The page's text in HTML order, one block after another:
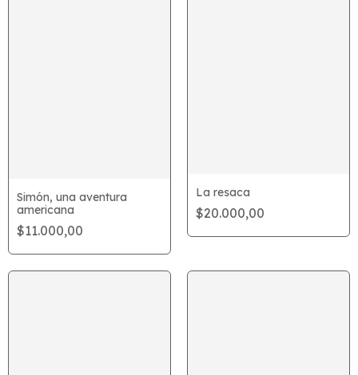
Simón, una aventura
americana
$11.000,00
La resaca
$20.000,00